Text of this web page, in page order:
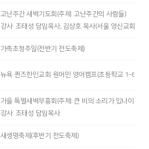
고난주간 새벽기도회(주제: 고난주간의 사람들)
강사: 조태성 담임목사, 김상호 목사(서울 영신교회 담
가족초청주일(전반기 전도축제)
뉴욕 퀸즈한인교회 원어민 영어캠프(초등학교 1-6학년)
가을 특별새벽부흥회(주제: 큰 비의 소리가 있나이다(
강사: 조태성 담임목사
새생명축제(후반기 전도축제)